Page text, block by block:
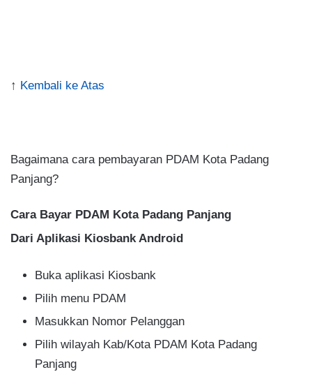
↑ Kembali ke Atas
Bagaimana cara pembayaran PDAM Kota Padang
Panjang?
Cara Bayar PDAM Kota Padang Panjang
Dari Aplikasi Kiosbank Android
Buka aplikasi Kiosbank
Pilih menu PDAM
Masukkan Nomor Pelanggan
Pilih wilayah Kab/Kota PDAM Kota Padang
Panjang